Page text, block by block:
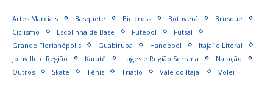
Artes Marciais Basquete Bicicross Botuverá
Brusque
Ciclismo
Escolinha de Base Futebol
Futsal
Grande Florianópolis
Guabiruba Handebol
Itajaí e Litoral
Joinville e Região
Karatê Lages e Região Serrana
Natação
Outros
Skate Tênis Triatlo Vale do Itajaí Vôlei